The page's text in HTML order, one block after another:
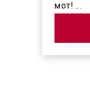
мот! ...